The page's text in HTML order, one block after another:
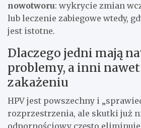
nowotworu: wykrycie zmian
lub leczenie zabiegowe wtedy,
jest istotne.
Dlaczego jedni mają
problemy, a inni
zakażeniu
HPV jest powszechny i
rozprzestrzenia, ale skutki już